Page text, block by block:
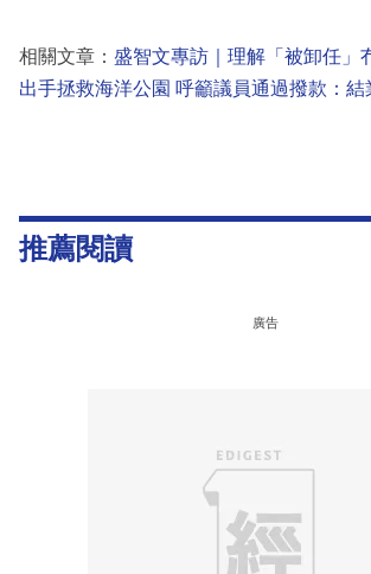
相關文章： 盛智文專訪｜理解「被卸任」
出手拯救海洋公園 呼籲議員通過撥款：結
推薦閱讀
廣告